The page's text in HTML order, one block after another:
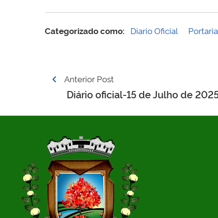
Categorizado como: Diario Oficial
Navegação
Post
Anterior Post
Diário oficial-15 de Julho de